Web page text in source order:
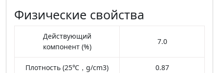
Физические свойства
Действующий
компонент (%)
7.0
Плотность (25℃，g/cm3) 0.87